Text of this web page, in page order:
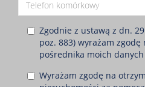
Zgodnie z ustawą z dn.
poz. 883) wyrażam
pośrednika moich
Wyrażam zgodę na